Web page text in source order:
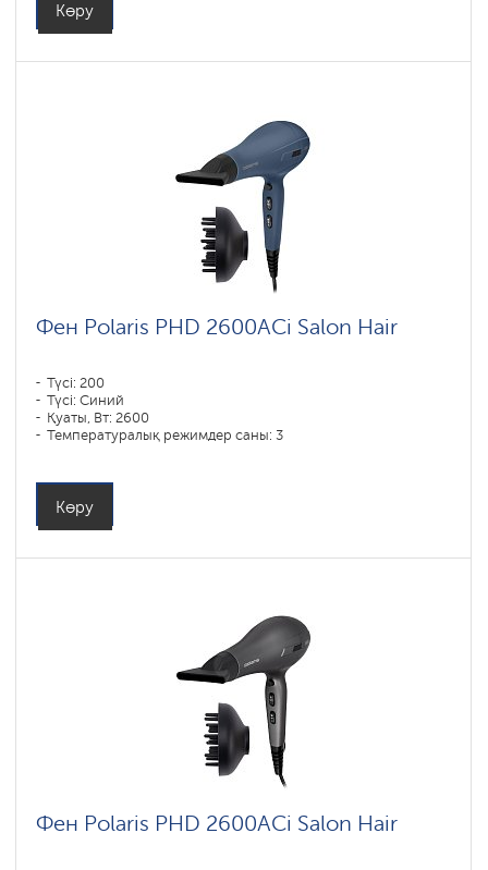
Көру
Фен Polaris PHD 2600AСi Salon Hair
Түсі: 200
Түсі: Синий
Қуаты, Вт: 2600
Температуралық режимдер саны: 3
Көру
Фен Polaris PHD 2600AСi Salon Hair